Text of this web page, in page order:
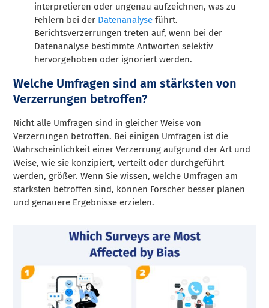
interpretieren oder ungenau aufzeichnen, was zu
Fehlern bei der Datenanalyse führt.
Berichtsverzerrungen treten auf, wenn bei der
Datenanalyse bestimmte Antworten selektiv
hervorgehoben oder ignoriert werden.
Welche Umfragen sind am stärksten von
Verzerrungen betroffen?
Nicht alle Umfragen sind in gleicher Weise von
Verzerrungen betroffen. Bei einigen Umfragen ist die
Wahrscheinlichkeit einer Verzerrung aufgrund der Art und
Weise, wie sie konzipiert, verteilt oder durchgeführt
werden, größer. Wenn Sie wissen, welche Umfragen am
stärksten betroffen sind, können Forscher besser planen
und genauere Ergebnisse erzielen.